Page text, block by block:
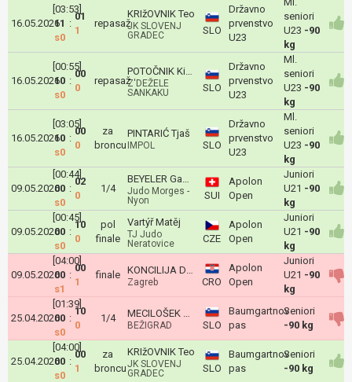
16.05.2026
[03:53]
11
s0
:
01
1
repasaž
KRIžOVNIK Teo
JK SLOVENJ
GRADEC
SLO
Državno
prvenstvo
U23
seniori
U23 -90
kg
16.05.2026
[00:55]
10
s0
:
00
0
repasaž
POTOČNIK Kimy
Z'DEŽELE
SANKAKU
SLO
Državno
prvenstvo
U23
Ml.
seniori
U23 -90
kg
16.05.2026
[03:05]
10
s0
:
00
0
za
broncu
PINTARIĆ Tjaš
IMPOL SLO
Državno
prvenstvo
U23
Ml.
seniori
U23 -90
kg
09.05.2026
[00:44]
00
s0
:
02
0
1/4
BEYELER Gabriel
Judo Morges -
Nyon
SUI
Apolon
Open
Juniori
U21 -90
kg
09.05.2026
[00:45]
00
s0
:
10
0
pol
finale
Vartýř Matěj
TJ Judo
Neratovice
CZE
Apolon
Open
Juniori
U21 -90
kg
09.05.2026
[04:00]
00
s1
:
00
1
finale KONCILIJA Dan
Zagreb CRO
Apolon
Open
Juniori
U21 -90
kg
25.04.2026
[01:39]
00
s0
:
10
0
1/4 MECILOŠEK Juš
BEŽIGRAD SLO
Baumgartnov
pas
Seniori
-90 kg
25.04.2026
[04:00]
00
s0
:
00
1
za
broncu
KRIžOVNIK Teo
JK SLOVENJ
GRADEC
SLO
Baumgartnov
pas
Seniori
-90 kg